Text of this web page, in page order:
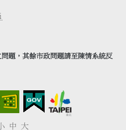
題，其餘市政問題請至陳情系統反
中 大